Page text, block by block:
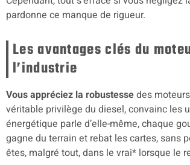
pardonne ce manque de rigueur.
Les avantages clés du
l’industrie
Vous appréciez la robustessedes
véritable privilège du diesel, convainc les
énergétique parle d’elle-même, chaque
gagne du terrain et rebat les cartes, sans
êtes, malgré tout, dans le vrai* lorsque le